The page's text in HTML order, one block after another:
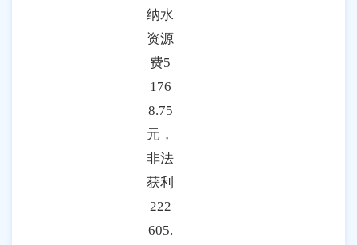
纳水
资源
费5
176
8.75
元，
非法
获利
222
605.